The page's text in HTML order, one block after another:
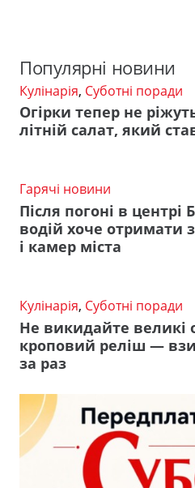
Популярні новини
Кулінарія, Суботні поради
Огірки тепер не
літній салат, який
Гарячі новини
Після погоні в
водій хоче отримати
і камер міста
Кулінарія, Суботні поради
Не викидайте великі
кроповий реліш —
за раз